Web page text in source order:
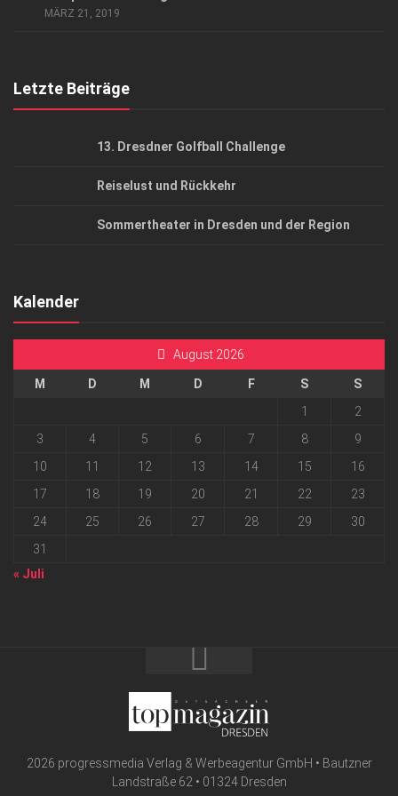
MÄRZ 21, 2019
Letzte Beiträge
13. Dresdner Golfball Challenge
Reiselust und Rückkehr
Sommertheater in Dresden und der Region
Kalender
August 2026
M D M D F S
S
1
2
3
4 5 6 7 8
9
10
11 12 13 14 15
16
17
18 19 20 21 22
23
24
25 26 27 28 29
30
31
« Juli
2026 progressmedia Verlag & Werbeagentur GmbH • Bautzner
Landstraße 62 • 01324 Dresden